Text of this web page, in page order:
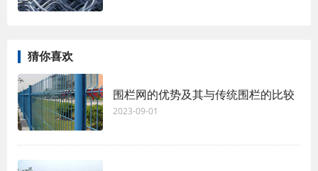
猜你喜欢
围栏网的优势及其与传统围栏的比较
2023-09-01